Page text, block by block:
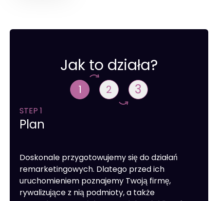
Jak to działa?
1 2 3
STEP 1
Plan
Doskonale przygotowujemy się do działań
remarketingowych. Dlatego przed ich
uruchomieniem poznajemy Twoją firmę,
rywalizujące z nią podmioty, a także